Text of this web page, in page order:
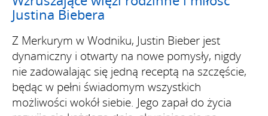
Justina Biebera
Z Merkurym w Wodniku, Justin Bieber jest
dynamiczny i otwarty na nowe pomysły, nigdy
nie zadowalając się jedną receptą na szczęście,
będąc w pełni świadomym wszystkich
możliwości wokół siebie. Jego zapał do życia